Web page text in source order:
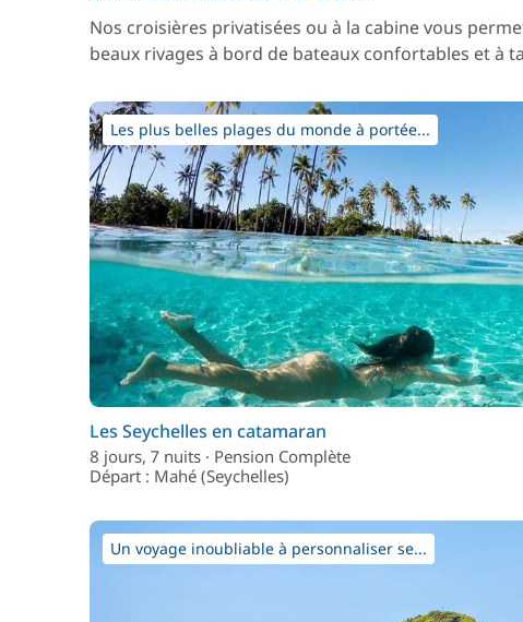
Nos croisières privatisées ou à la cabine vous
beaux rivages à bord de bateaux confortables et à
Les plus belles plages du monde à portée...
Les Seychelles en catamaran
8 jours, 7 nuits · Pension Complète
Départ : Mahé (Seychelles)
Un voyage inoubliable à personnaliser se...